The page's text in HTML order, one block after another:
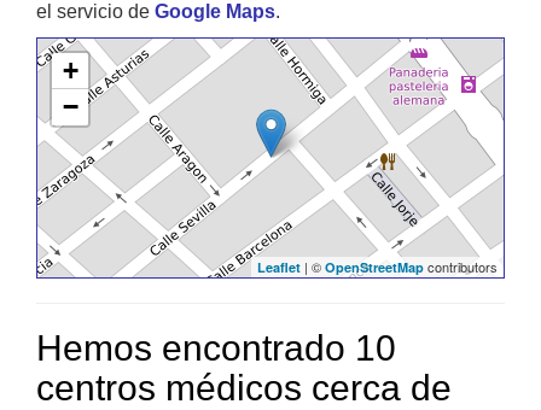
el servicio de Google Maps.
+
−
Leaflet | © OpenStreetMap contributors
Hemos encontrado 10
centros médicos cerca de